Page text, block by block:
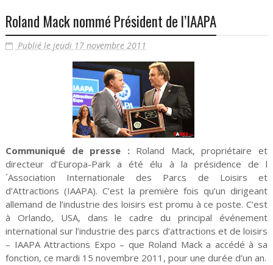
Roland Mack nommé Président de l’IAAPA
Publié le jeudi 17 novembre 2011
Communiqué de presse :Roland Mack, propriétaire et
directeur d’Europa-Park a été élu à la présidence de l
´Association Internationale des Parcs de Loisirs et
d’Attractions (IAAPA). C’est la première fois qu’un dirigeant
allemand de l’industrie des loisirs est promu à ce poste. C’est
à Orlando, USA, dans le cadre du principal événement
international sur l’industrie des parcs d’attractions et de loisirs
– IAAPA Attractions Expo – que Roland Mack a accédé à sa
fonction, ce mardi 15 novembre 2011, pour une durée d’un an.